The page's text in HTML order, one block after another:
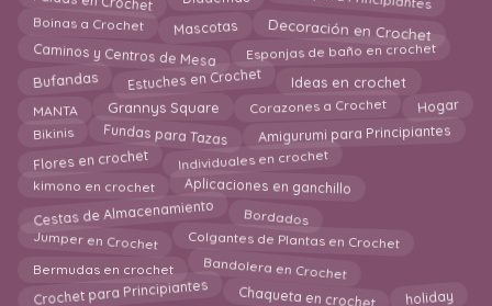
Boinas a Crochet Mascotas Decoración en Crochet
Caminos y Centros de Mesa Esponjas de baño en crochet
Bufandas Estuches en Crochet Ideas en crochet
MANTA Grannys Square Corazones a Crochet Hogar
Bikinis Fundas para Tazas Amigurumi para Principiantes
Flores en crochet Individuales en crochet
kimono en crochet Aplicaciones en ganchillo
Cestas de Almacenamiento Bordados
Jumper en Crochet Colgantes de Plantas en Crochet
Bermudas en crochet Bandolera en Crochet
Crochet para Principiantes Chaqueta en crochet holiday